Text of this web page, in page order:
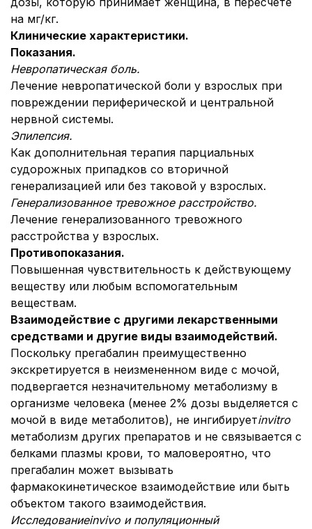
на мг/кг.
Клинические характеристики.
Показания.
Невропатическая боль.
Лечение невропатической боли у взрослых при
повреждении периферической и центральной
нервной системы.
Эпилепсия.
Как дополнительная терапия парциальных
судорожных припадков со вторичной
генерализацией или без таковой у взрослых.
Генерализованное тревожное расстройство.
Лечение генерализованного тревожного
расстройства у взрослых.
Противопоказания.
Повышенная чувствительность к действующему
веществу или любым вспомогательным
веществам.
Взаимодействие с другими лекарственными
средствами и другие виды взаимодействий.
Поскольку прегабалин преимущественно
экскретируется в неизмененном виде с мочой,
подвергается незначительному метаболизму в
организме человека (менее 2% дозы выделяется с
мочой в виде метаболитов), не ингибируетinvitro
метаболизм других препаратов и не связывается с
белками плазмы крови, то маловероятно, что
прегабалин может вызывать
фармакокинетическое взаимодействие или быть
объектом такого взаимодействия.
Исследованиеinvivo и популяционный